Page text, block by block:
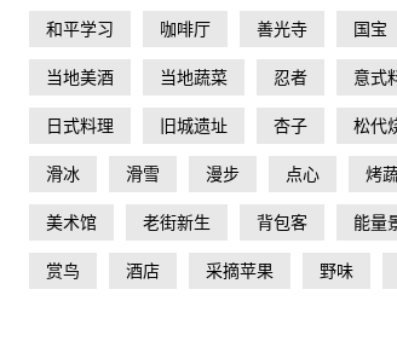
和平学习 咖啡厅 善光寺 国宝
当地美酒 当地蔬菜 忍者 意式
日式料理 旧城遗址 杏子 松代
滑冰 滑雪 漫步 点心 烤
美术馆 老街新生 背包客 能量
赏鸟 酒店 采摘苹果 野味